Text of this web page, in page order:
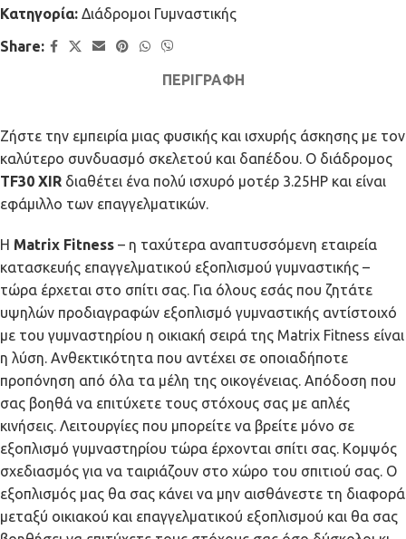
Κατηγορία: Διάδρομοι Γυμναστικής
Share:
ΠΕΡΙΓΡΑΦΉ
Ζήστε την εμπειρία μιας φυσικής και ισχυρής άσκησης με τον
καλύτερο συνδυασμό σκελετού και δαπέδου. Ο διάδρομος
TF30 XIR διαθέτει ένα πολύ ισχυρό μοτέρ 3.25HP και είναι
εφάμιλλο των επαγγελματικών.
Η Matrix Fitness – η ταχύτερα αναπτυσσόμενη εταιρεία
κατασκευής επαγγελματικού εξοπλισμού γυμναστικής –
τώρα έρχεται στο σπίτι σας. Για όλους εσάς που ζητάτε
υψηλών προδιαγραφών εξοπλισμό γυμναστικής αντίστοιχό
με του γυμναστηρίου η οικιακή σειρά της Matrix Fitness είναι
η λύση. Ανθεκτικότητα που αντέχει σε οποιαδήποτε
προπόνηση από όλα τα μέλη της οικογένειας. Απόδοση που
σας βοηθά να επιτύχετε τους στόχους σας με απλές
κινήσεις. Λειτουργίες που μπορείτε να βρείτε μόνο σε
εξοπλισμό γυμναστηρίου τώρα έρχονται σπίτι σας. Κομψός
σχεδιασμός για να ταιριάζουν στο χώρο του σπιτιού σας. Ο
εξοπλισμός μας θα σας κάνει να μην αισθάνεστε τη διαφορά
μεταξύ οικιακού και επαγγελματικού εξοπλισμού και θα σας